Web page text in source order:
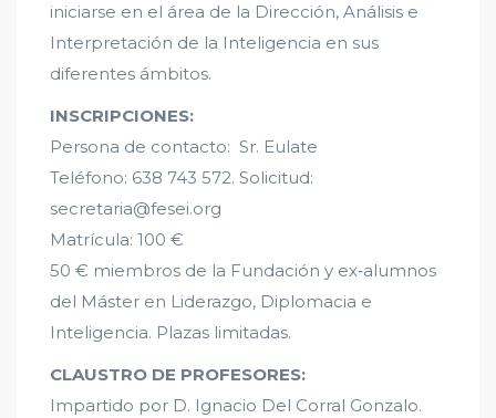
iniciarse en el área de la Dirección, Análisis e
Interpretación de la Inteligencia en sus
diferentes ámbitos.
INSCRIPCIONES:
Persona de contacto: Sr. Eulate
Teléfono: 638 743 572. Solicitud:
secretaria@fesei.org
Matrícula: 100 €
50 € miembros de la Fundación y ex‐alumnos
del Máster en Liderazgo, Diplomacia e
Inteligencia. Plazas limitadas.
CLAUSTRO DE PROFESORES:
Impartido por D. Ignacio Del Corral Gonzalo.